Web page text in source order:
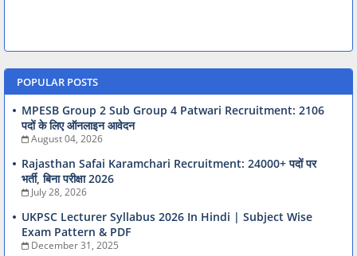
POPULAR POSTS
MPESB Group 2 Sub Group 4 Patwari Recruitment: 2106
पदों के लिए ऑनलाइन आवेदन
August 04, 2026
Rajasthan Safai Karamchari Recruitment: 24000+ पदों पर
भर्ती, बिना परीक्षा 2026
July 28, 2026
UKPSC Lecturer Syllabus 2026 In Hindi | Subject Wise
Exam Pattern & PDF
December 31, 2025